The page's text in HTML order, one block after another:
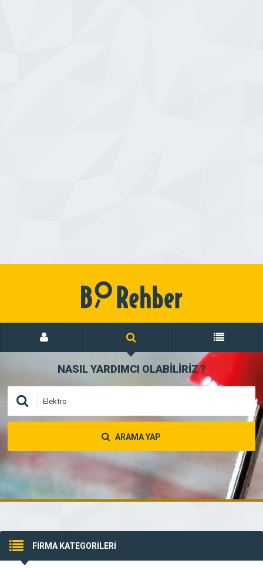
NASIL YARDIMCI OLABİLİRİZ?
ARAMA YAP
FİRMA KATEGORİLERİ